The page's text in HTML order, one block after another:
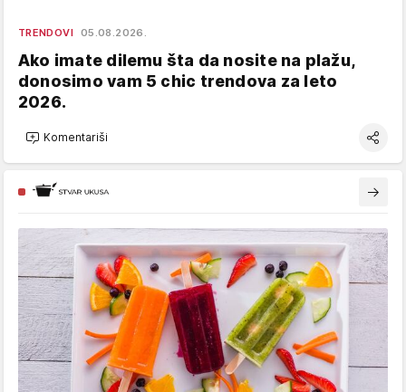
TRENDOVI 05.08.2026.
Ako imate dilemu šta da nosite na plažu,
donosimo vam 5 chic trendova za leto
2026.
Komentariši